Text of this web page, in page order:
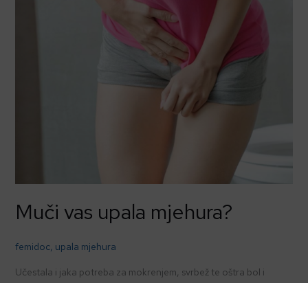
Muči vas upala mjehura?
femidoc, upala mjehura
Učestala i jaka potreba za mokrenjem, svrbež te oštra bol i